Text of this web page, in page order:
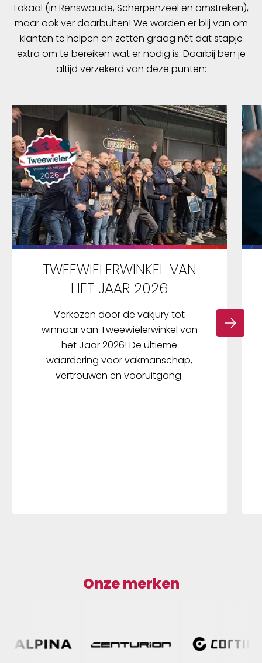
Lokaal (in Renswoude, Scherpenzeel en omstreken),
maar ook ver daarbuiten! We worden er blij van om
klanten te helpen en zetten graag nét dat stapje
extra om te bereiken wat er nodig is. Daarbij ben je
altijd verzekerd van deze punten:
TWEEWIELERWINKEL VAN
HET JAAR 2026
Verkozen door de vakjury tot
winnaar van Tweewielerwinkel van
het Jaar 2026! De ultieme
waardering voor vakmanschap,
vertrouwen en vooruitgang.
Onze merken